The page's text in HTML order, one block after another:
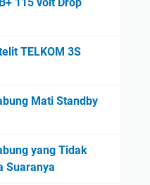
TELKOM 3S
Mati Standby
yang Tidak
Suaranya